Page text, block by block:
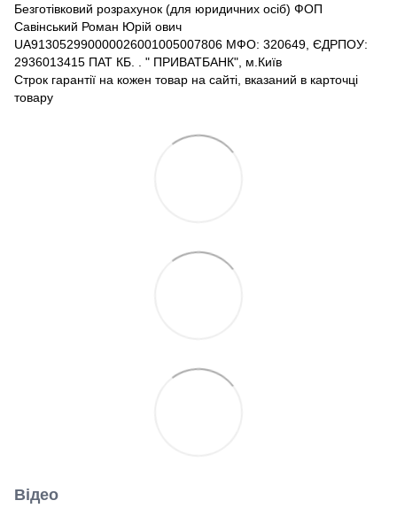
Безготівковий розрахунок (для юридичних осіб) ФОП
Савінський Роман Юрій ович
UA913052990000026001005007806 МФО: 320649, ЄДРПОУ:
2936013415 ПАТ КБ. . " ПРИВАТБАНК", м.Київ
Строк гарантії на кожен товар на сайті, вказаний в карточці
товару
Відео